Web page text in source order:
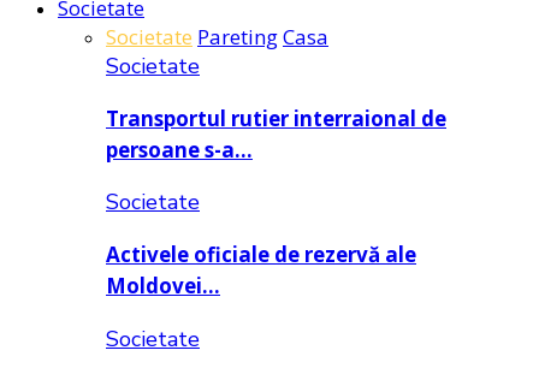
Societate
Societate ParetingCasa
Societate
Transportul rutier interraional de
persoane s-a…
Societate
Activele oficiale de rezervă ale
Moldovei…
Societate